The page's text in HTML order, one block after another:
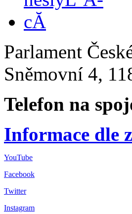
Parlament
Sněmovní 4,
Telefon na
Informace dle
YouTube
Facebook
Twitter
Instagram